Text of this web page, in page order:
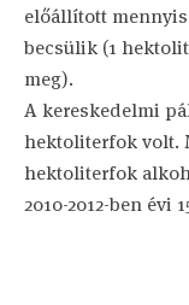
előállított
becsülik (1
meg).
A kereskedelmi
hektoliterfok volt.
hektoliterfok
2010-2012-ben